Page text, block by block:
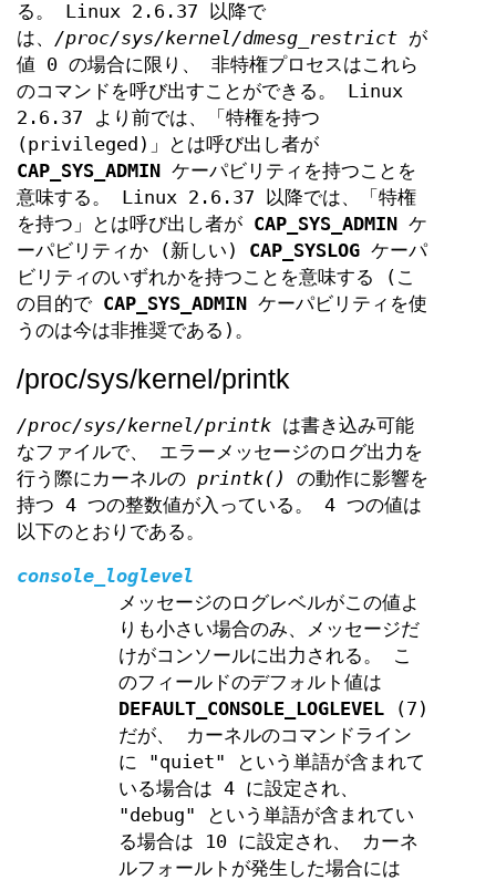
る。 Linux 2.6.37 以降で
は、 /proc/sys/kernel/dmesg_restrict が
値 0 の場合に限り、 非特権プロセスはこれら
のコマンドを呼び出すことができる。 Linux
2.6.37 より前では、「特権を持つ
(privileged)」とは呼び出し者が
CAP_SYS_ADMIN ケーパビリティを持つことを
意味する。 Linux 2.6.37 以降では、「特権
を持つ」とは呼び出し者が CAP_SYS_ADMIN ケ
ーパビリティか (新しい) CAP_SYSLOG ケーパ
ビリティのいずれかを持つことを意味する (こ
の目的で CAP_SYS_ADMIN ケーパビリティを使
うのは今は非推奨である)。
/proc/sys/kernel/printk
/proc/sys/kernel/printk は書き込み可能
なファイルで、 エラーメッセージのログ出力を
行う際にカーネルの printk()
の動作に影響を
持つ 4 つの整数値が入っている。 4 つの値は
以下のとおりである。
console_loglevel
メッセージのログレベルがこの値よ
りも小さい場合のみ、メッセージだ
けがコンソールに出力される。 こ
のフィールドのデフォルト値は
DEFAULT_CONSOLE_LOGLEVEL(7)
だが、 カーネルのコマンドライン
に "quiet" という単語が含まれて
いる場合は 4 に設定され、
"debug" という単語が含まれてい
る場合は 10 に設定され、 カーネ
ルフォールトが発生した場合には